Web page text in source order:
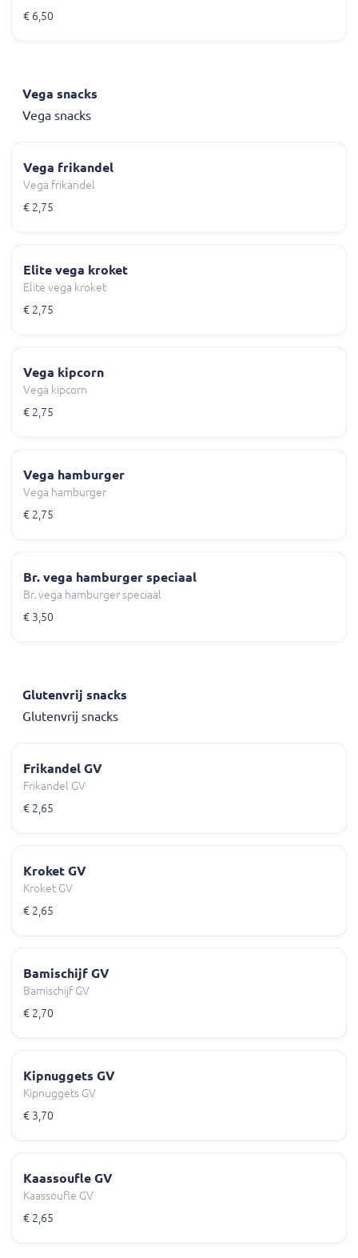
€ 6,50
Vega snacks
Vega snacks
Vega frikandel
Vega frikandel
€ 2,75
Elite vega kroket
Elite vega kroket
€ 2,75
Vega kipcorn
Vega kipcorn
€ 2,75
Vega hamburger
Vega hamburger
€ 2,75
Br. vega hamburger speciaal
Br. vega hamburger speciaal
€ 3,50
Glutenvrij snacks
Glutenvrij snacks
Frikandel GV
Frikandel GV
€ 2,65
Kroket GV
Kroket GV
€ 2,65
Bamischijf GV
Bamischijf GV
€ 2,70
Kipnuggets GV
Kipnuggets GV
€ 3,70
Kaassoufle GV
Kaassoufle GV
€ 2,65